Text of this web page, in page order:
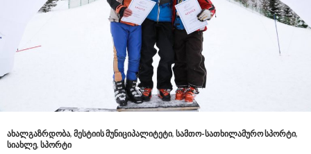
ᲐᲮᲐᲚᲒᲐᲖᲠᲓᲝᲑᲐ, ᲛᲔᲡᲢᲘᲘᲡ ᲛᲣᲜᲘᲪᲘᲞᲐᲚᲘᲢᲔᲢᲘ, ᲡᲐᲛᲗᲝ-ᲡᲐᲗᲮᲘᲚᲐᲛᲣᲠᲝ ᲡᲞᲝᲠᲢᲘ,
ᲡᲘᲐᲮᲚᲔ, ᲡᲞᲝᲠᲢᲘ